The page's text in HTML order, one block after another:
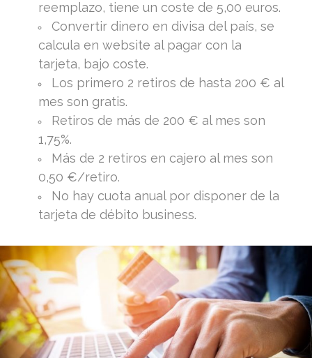
reemplazo, tiene un coste de 5,00 euros.
Convertir dinero en divisa del país, se
calcula en website al pagar con la
tarjeta, bajo coste.
Los primero 2 retiros de hasta 200 € al
mes son gratis.
Retiros de más de 200 € al mes son
1,75%.
Más de 2 retiros en cajero al mes son
0,50 €/retiro.
No hay cuota anual por disponer de la
tarjeta de débito business.